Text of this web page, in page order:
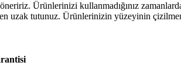
Ürünlerinizi kullanmadığınız
uzak tutunuz. Ürünlerinizin yüzeyinin